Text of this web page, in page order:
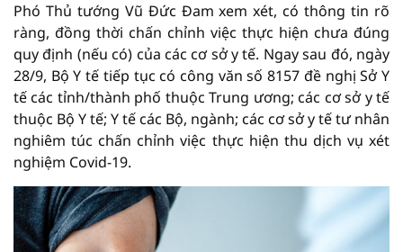
Phó Thủ tướng Vũ Đức Đam xem xét, có thông tin rõ
ràng, đồng thời chấn chỉnh việc thực hiện chưa đúng
quy định (nếu có) của các cơ sở y tế. Ngay sau đó, ngày
28/9, Bộ Y tế tiếp tục có công văn số 8157 đề nghị Sở Y
tế các tỉnh/thành phố thuộc Trung ương; các cơ sở y tế
thuộc Bộ Y tế; Y tế các Bộ, ngành; các cơ sở y tế tư nhân
nghiêm túc chấn chỉnh việc thực hiện thu dịch vụ xét
nghiệm Covid-19.